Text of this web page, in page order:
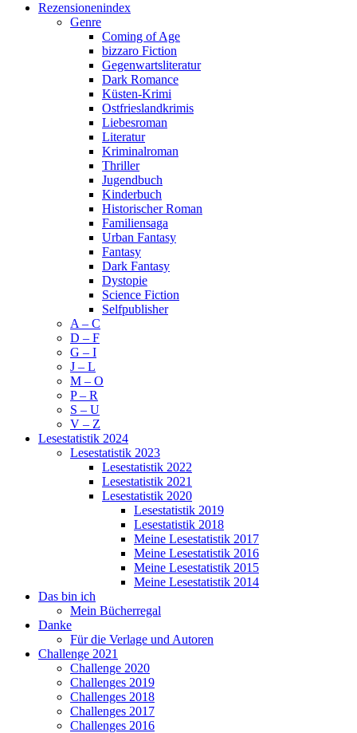
Rezensionenindex
Genre
Coming of Age
bizzaro Fiction
Gegenwartsliteratur
Dark Romance
Küsten-Krimi
Ostfrieslandkrimis
Liebesroman
Literatur
Kriminalroman
Thriller
Jugendbuch
Kinderbuch
Historischer Roman
Familiensaga
Urban Fantasy
Fantasy
Dark Fantasy
Dystopie
Science Fiction
Selfpublisher
A – C
D – F
G – I
J – L
M – O
P – R
S – U
V – Z
Lesestatistik 2024
Lesestatistik 2023
Lesestatistik 2022
Lesestatistik 2021
Lesestatistik 2020
Lesestatistik 2019
Lesestatistik 2018
Meine Lesestatistik 2017
Meine Lesestatistik 2016
Meine Lesestatistik 2015
Meine Lesestatistik 2014
Das bin ich
Mein Bücherregal
Danke
Für die Verlage und Autoren
Challenge 2021
Challenge 2020
Challenges 2019
Challenges 2018
Challenges 2017
Challenges 2016